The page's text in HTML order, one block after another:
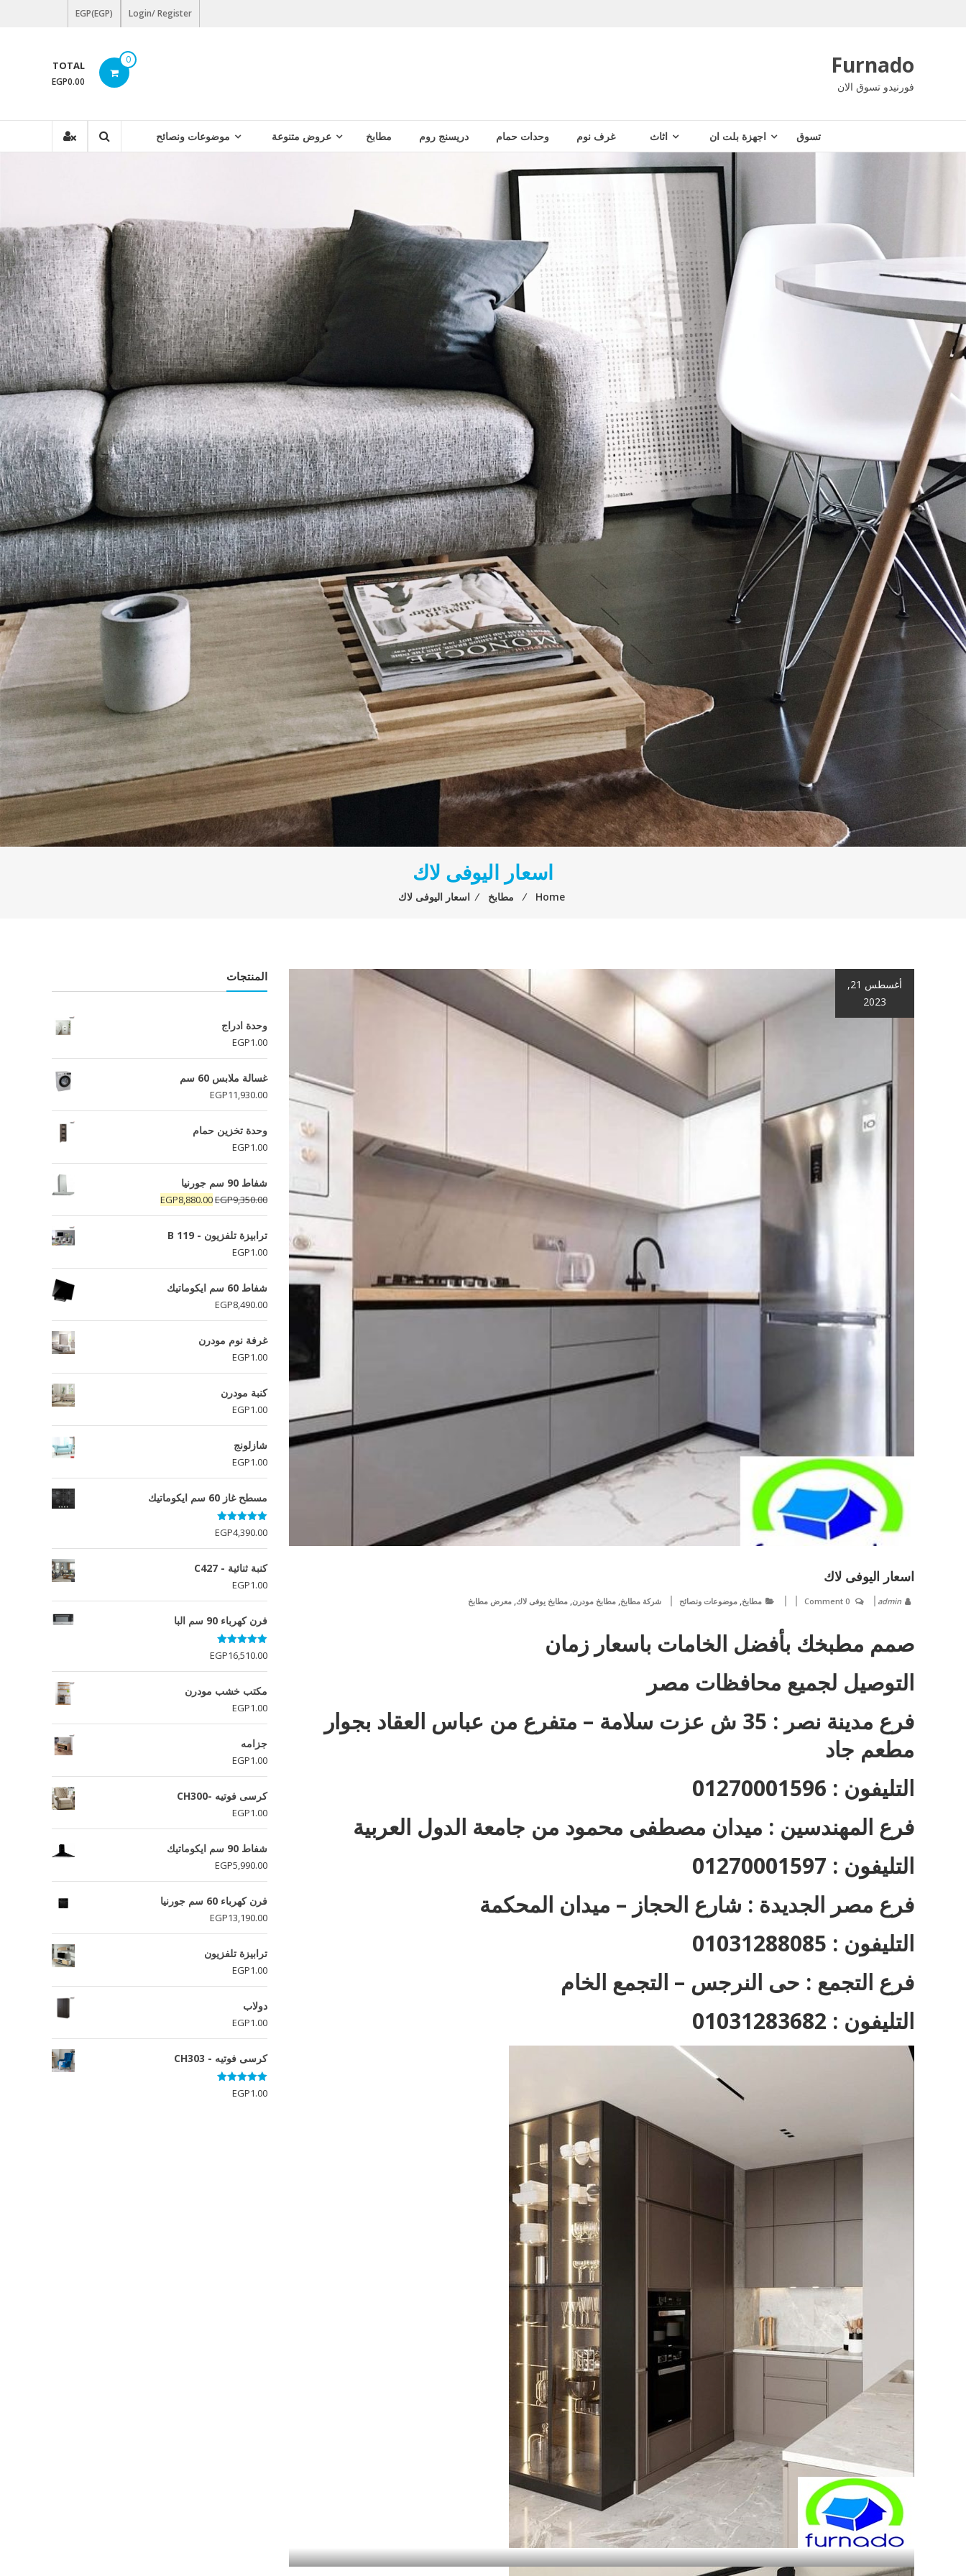
Login/ Register
EGP(EGP)
Furnado
فورنيدو تسوق الان
0
TOTAL
EGP0.00
تسوق اجهزة بلت ان اثاث غرف نوم وحدات حمام دريسنج روم مطابخ عروض متنوعة موضوعات ونصائح
اسعار اليوفى لاك
Home
⁄ مطابخ ⁄ اسعار اليوفى لاك
أغسطس 21,
2023
اسعار اليوفى لاك
admin
0 Comment مطابخ, موضوعات ونصائح شركة مطابخ, مطابخ مودرن, مطابخ يوفى لاك, معرض مطابخ
صمم مطبخك بأفضل الخامات باسعار زمان
التوصيل لجميع محافظات مصر
فرع مدينة نصر : 35 ش عزت سلامة – متفرع من عباس العقاد بجوار
مطعم جاد
التليفون : 01270001596
فرع المهندسين : ميدان مصطفى محمود من جامعة الدول العربية
التليفون : 01270001597
فرع مصر الجديدة : شارع الحجاز – ميدان المحكمة
التليفون : 01031288085
فرع التجمع : حى النرجس – التجمع الخام
التليفون : 01031283682
المنتجات
وحدة ادراج
EGP1.00
غسالة ملابس 60 سم
EGP11,930.00
وحدة تخزين حمام
EGP1.00
شفاط 90 سم جورنيا
EGP9,350.00
السعر
الأصلي
هو:
EGP8,880.00
السعر
الحالي
ترابيزة تلفزيون - B 119
EGP1.00
شفاط 60 سم ايكوماتيك
EGP8,490.00
غرفة نوم مودرن
EGP1.00
كنبة مودرن
EGP1.00
شازلونج
EGP1.00
مسطح غاز 60 سم ايكوماتيك
تم التقييم
5.00 من 5EGP4,390.00
كنبة ثنائية - C427
EGP1.00
فرن كهرباء 90 سم البا
تم التقييم
5.00 من 5 EGP16,510.00
مكتب خشب مودرن
EGP1.00
جزامه
EGP1.00
كرسى فوتيه -CH300
EGP1.00
شفاط 90 سم ايكوماتيك
EGP5,990.00
فرن كھرباء 60 سم جورنيا
EGP13,190.00
ترابيزة تلفزيون
EGP1.00
دولاب
EGP1.00
كرسى فوتيه - CH303
تم التقييم
5.00
من 5
EGP1.00